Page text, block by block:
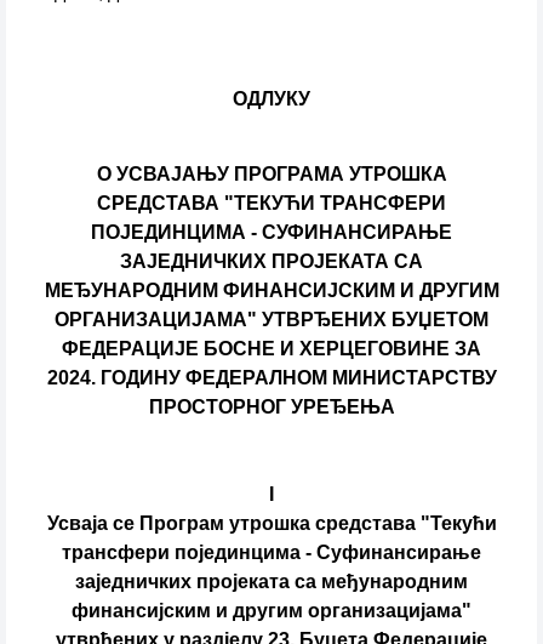
ОДЛУКУ
О УСВАЈАЊУ ПРОГРАМА УТРОШКА
СРЕДСТАВА "ТЕКУЋИ ТРАНСФЕРИ
ПОЈЕДИНЦИМА - СУФИНАНСИРАЊЕ
ЗАЈЕДНИЧКИХ ПРОЈЕКАТА СА
МЕЂУНАРОДНИМ ФИНАНСИЈСКИМ И ДРУГИМ
ОРГАНИЗАЦИЈАМА" УТВРЂЕНИХ БУЏЕТОМ
ФЕДЕРАЦИЈЕ БОСНЕ И ХЕРЦЕГОВИНЕ ЗА
2024. ГОДИНУ ФЕДЕРАЛНОМ МИНИСТАРСТВУ
ПРОСТОРНОГ УРЕЂЕЊА
Усваја се Програм утрошка средстава "Текући
трансфери појединцима - Суфинансирање
заједничких пројеката са међународним
финансијским и другим организацијама"
утврђених у раздјелу 23. Буџета Федерације